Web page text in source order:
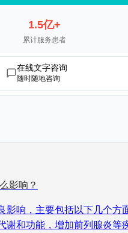
1.5亿+
累计服务患者
在线文字咨询
随时随地咨询
影响？
影响，主要包括以下几个
谢和功能，增加前列腺炎